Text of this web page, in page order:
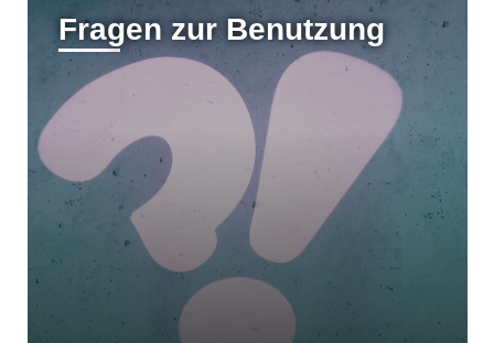
Fragen zur Benutzung